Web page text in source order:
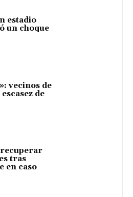
estadio
un choque
vecinos de
de
recuperar
tras
en caso